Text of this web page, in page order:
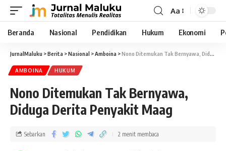
Aa
Beranda Nasional Pendidikan Hukum Ekonomi
JurnalMaluku >Berita >Nasional >Amboina >Nono Ditemukan Tak Bernyawa, Diduga Derita Penyakit Maag
AMBOINA HUKUM
Nono Ditemukan Tak Bernyawa,
Diduga Derita Penyakit Maag
Sebarkan 2 menit membaca